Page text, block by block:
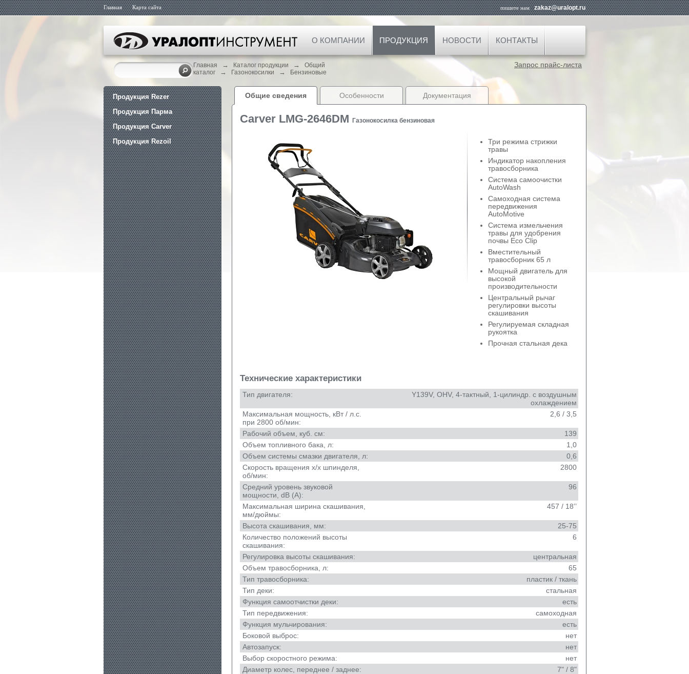
Главная Карта сайта пишите намzakaz@uralopt.ru
О КОМПАНИИ ПРОДУКЦИЯ НОВОСТИ КОНТАКТЫ
Главная → Каталог продукции →
Общий
каталог
→ Газонокосилки → Бензиновые
Запрос прайс-листа
Продукция Rezer
Продукция Парма
Продукция Carver
Продукция Rezoil
Общие сведения Особенности Документация
Carver LMG-2646DM Газонокосилка бензиновая
Три режима стрижки
травы
Индикатор накопления
травосборника
Система самоочистки
AutoWash
Самоходная система
передвижения
AutoMotive
Система измельчения
травы для удобрения
почвы Eco Clip
Вместительный
травосборник 65 л
Мощный двигатель для
высокой
производительности
Центральный рычаг
регулировки высоты
скашивания
Регулируемая складная
рукоятка
Прочная стальная дека
Технические характеристики
Тип двигателя:
Y139V, OHV, 4-тактный, 1-цилиндр. c воздушным
охлаждением
Максимальная мощность, кВт / л.с.
при 2800 об/мин:
2,6 / 3,5
Рабочий объем, куб. см:
139
Объем топливного бака, л:
1,0
Объем системы смазки двигателя, л:
0,6
Скорость вращения х/х шпинделя,
об/мин:
2800
Средний уровень звуковой
мощности, dB (A):
96
Максимальная ширина скашивания,
мм/дюймы:
457 / 18’’
Высота скашивания, мм:
25-75
Количество положений высоты
скашивания:
6
Регулировка высоты скашивания:
центральная
Объем травосборника, л:
65
Тип травосборника:
пластик / ткань
Тип деки:
стальная
Функция самоотчистки деки:
есть
Тип передвижения:
самоходная
Функция мульчирования:
есть
Боковой выброс:
нет
Автозапуск:
нет
Выбор скоростного режима:
нет
Диаметр колес, переднее / заднее:
7" / 8"